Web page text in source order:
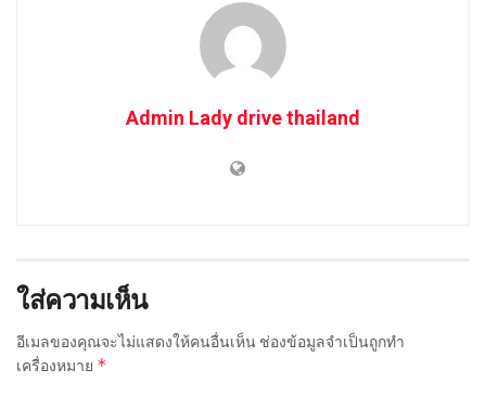
Admin Lady drive thailand
ใส่ความเห็น
อีเมลของคุณจะไม่แสดงให้คนอื่นเห็น ช่องข้อมูลจำเป็นถูกทำ
เครื่องหมาย *